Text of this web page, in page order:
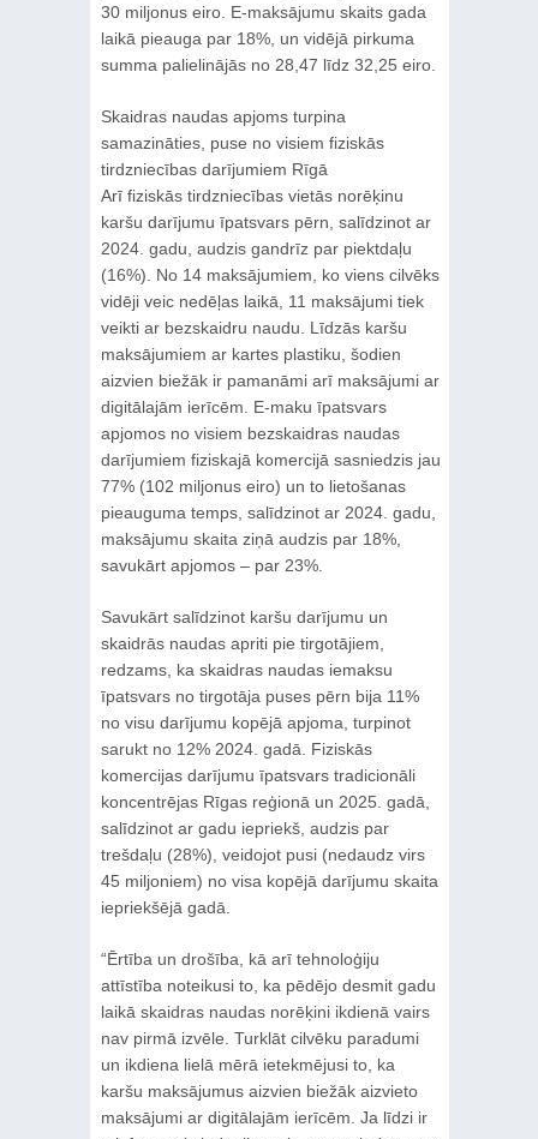
30 miljonus eiro. E‑maksājumu skaits gada
laikā pieauga par 18%, un vidējā pirkuma
summa palielinājās no 28,47 līdz 32,25 eiro.
Skaidras naudas apjoms turpina
samazināties, puse no visiem fiziskās
tirdzniecības darījumiem Rīgā
Arī fiziskās tirdzniecības vietās norēķinu
karšu darījumu īpatsvars pērn, salīdzinot ar
2024. gadu, audzis gandrīz par piektdaļu
(16%). No 14 maksājumiem, ko viens cilvēks
vidēji veic nedēļas laikā, 11 maksājumi tiek
veikti ar bezskaidru naudu. Līdzās karšu
maksājumiem ar kartes plastiku, šodien
aizvien biežāk ir pamanāmi arī maksājumi ar
digitālajām ierīcēm. E-maku īpatsvars
apjomos no visiem bezskaidras naudas
darījumiem fiziskajā komercijā sasniedzis jau
77% (102 miljonus eiro) un to lietošanas
pieauguma temps, salīdzinot ar 2024. gadu,
maksājumu skaita ziņā audzis par 18%,
savukārt apjomos – par 23%.
Savukārt salīdzinot karšu darījumu un
skaidrās naudas apriti pie tirgotājiem,
redzams, ka skaidras naudas iemaksu
īpatsvars no tirgotāja puses pērn bija 11%
no visu darījumu kopējā apjoma, turpinot
sarukt no 12% 2024. gadā. Fiziskās
komercijas darījumu īpatsvars tradicionāli
koncentrējas Rīgas reģionā un 2025. gadā,
salīdzinot ar gadu iepriekš, audzis par
trešdaļu (28%), veidojot pusi (nedaudz virs
45 miljoniem) no visa kopējā darījumu skaita
iepriekšējā gadā.
“Ērtība un drošība, kā arī tehnoloģiju
attīstība noteikusi to, ka pēdējo desmit gadu
laikā skaidras naudas norēķini ikdienā vairs
nav pirmā izvēle. Turklāt cilvēku paradumi
un ikdiena lielā mērā ietekmējusi to, ka
karšu maksājumus aizvien biežāk aizvieto
maksājumi ar digitālajām ierīcēm. Ja līdzi ir